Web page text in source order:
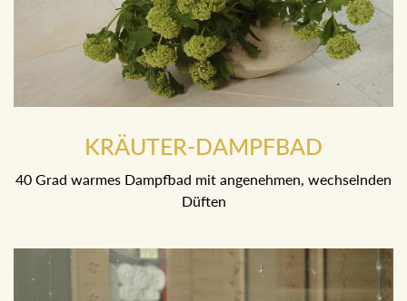
KRÄUTER-DAMPFBAD
40 Grad warmes Dampfbad mit angenehmen, wechselnden
Düften